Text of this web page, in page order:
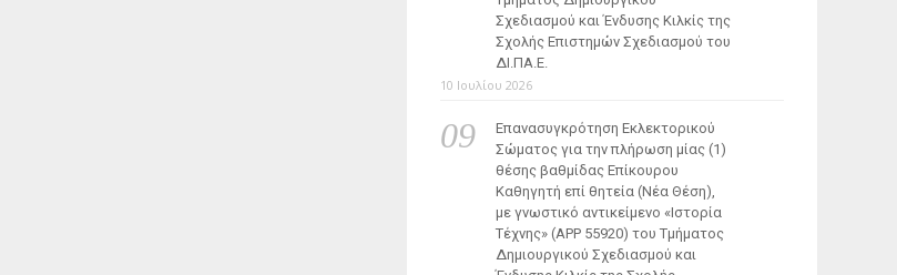
Σχεδιασμού και Ένδυσης Κιλκίς της
Σχολής Επιστημών Σχεδιασμού του
ΔΙ.ΠΑ.Ε.
10 Ιουλίου 2026
Επανασυγκρότηση Εκλεκτορικού
Σώματος για την πλήρωση μίας (1)
θέσης βαθμίδας Επίκουρου
Καθηγητή επί θητεία (Νέα Θέση),
με γνωστικό αντικείμενο «Ιστορία
Τέχνης» (ΑΡΡ 55920) του Τμήματος
Δημιουργικού Σχεδιασμού και